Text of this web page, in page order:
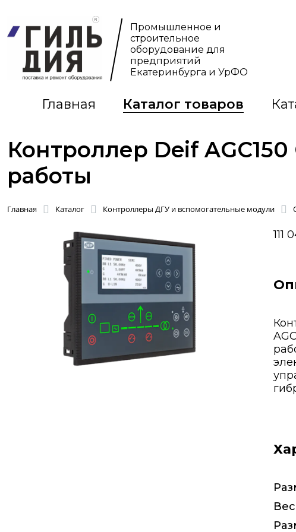
Промышленное и
строительное
оборудование для
предприятий
Екатеринбурга и УрФО
Главная Каталог товаров
Контроллер Deif
работы
Главная Каталог Контроллеры ДГУ и вспомогательные модули
111